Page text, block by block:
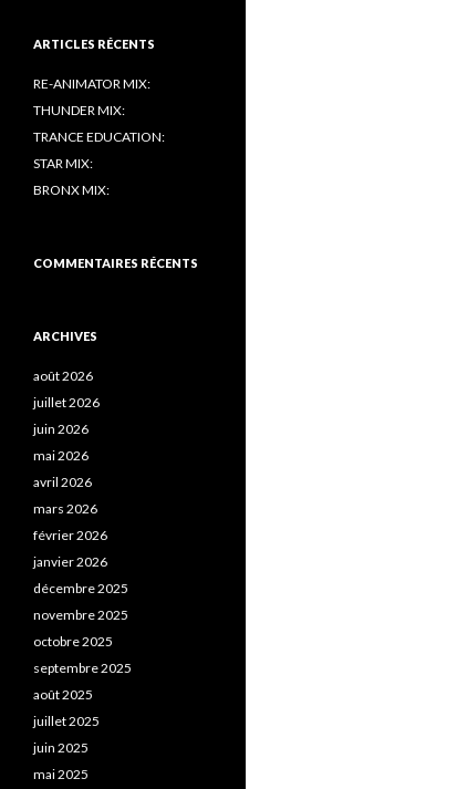
ARTICLES RÉCENTS
RE-ANIMATOR MIX:
THUNDER MIX:
TRANCE EDUCATION:
STAR MIX:
BRONX MIX:
COMMENTAIRES RÉCENTS
ARCHIVES
août 2026
juillet 2026
juin 2026
mai 2026
avril 2026
mars 2026
février 2026
janvier 2026
décembre 2025
novembre 2025
octobre 2025
septembre 2025
août 2025
juillet 2025
juin 2025
mai 2025